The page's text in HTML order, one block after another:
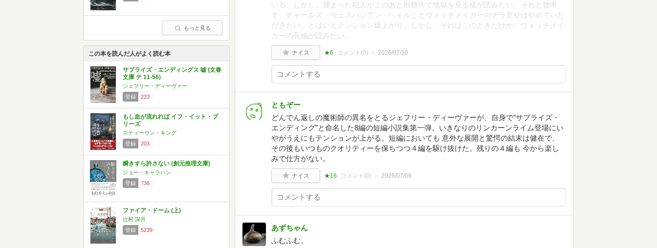
もっと見る
この本を読んだ人がよく読む本
サプライズ・エンディングス 嘘 (文春
文庫 テ 11-56)
ジェフリー・ディーヴァー
登録
223
もし血が流れれば イフ・イット・ブ
リーズ
スティーヴン・キング
登録
203
瞬きすら許さない (創元推理文庫)
ジョー・キャラハン
登録
736
ファイア・ドーム (上)
辻村 深月
登録
5239
いる。しかし、捕まった犯人がこのあと刑務所で地獄を見る様が読みたい。それと物申
す。チャールズ・ヴェスパシアン・ヘイルことウォッチメイカーのチラ見せはやめていた
だきたい。とはいえテンション爆上がり。しかし、それはこのときだけか。ウォッチメイ
カーの長編が読みたい。
ナイス ★6 コメント(0) 2026/07/10
ともぞー
どんでん返しの魔術師の異名をとるジェフリー・ディーヴァーが、自身で”サプライズ・
エンディング”と命名した8編の短編小説集第一弾。いきなりのリンカーンライム登場にい
やがうえにもテンションが上がる。短編においても 意外な展開と驚愕の結末は健在で、
その後もいつものクオリティーを保ちつつ４編を駆け抜けた。残りの４編も 今から楽し
みで仕方がない。
ナイス ★16 コメント(0) 2026/07/09
あずちゃん
ふむふむ。